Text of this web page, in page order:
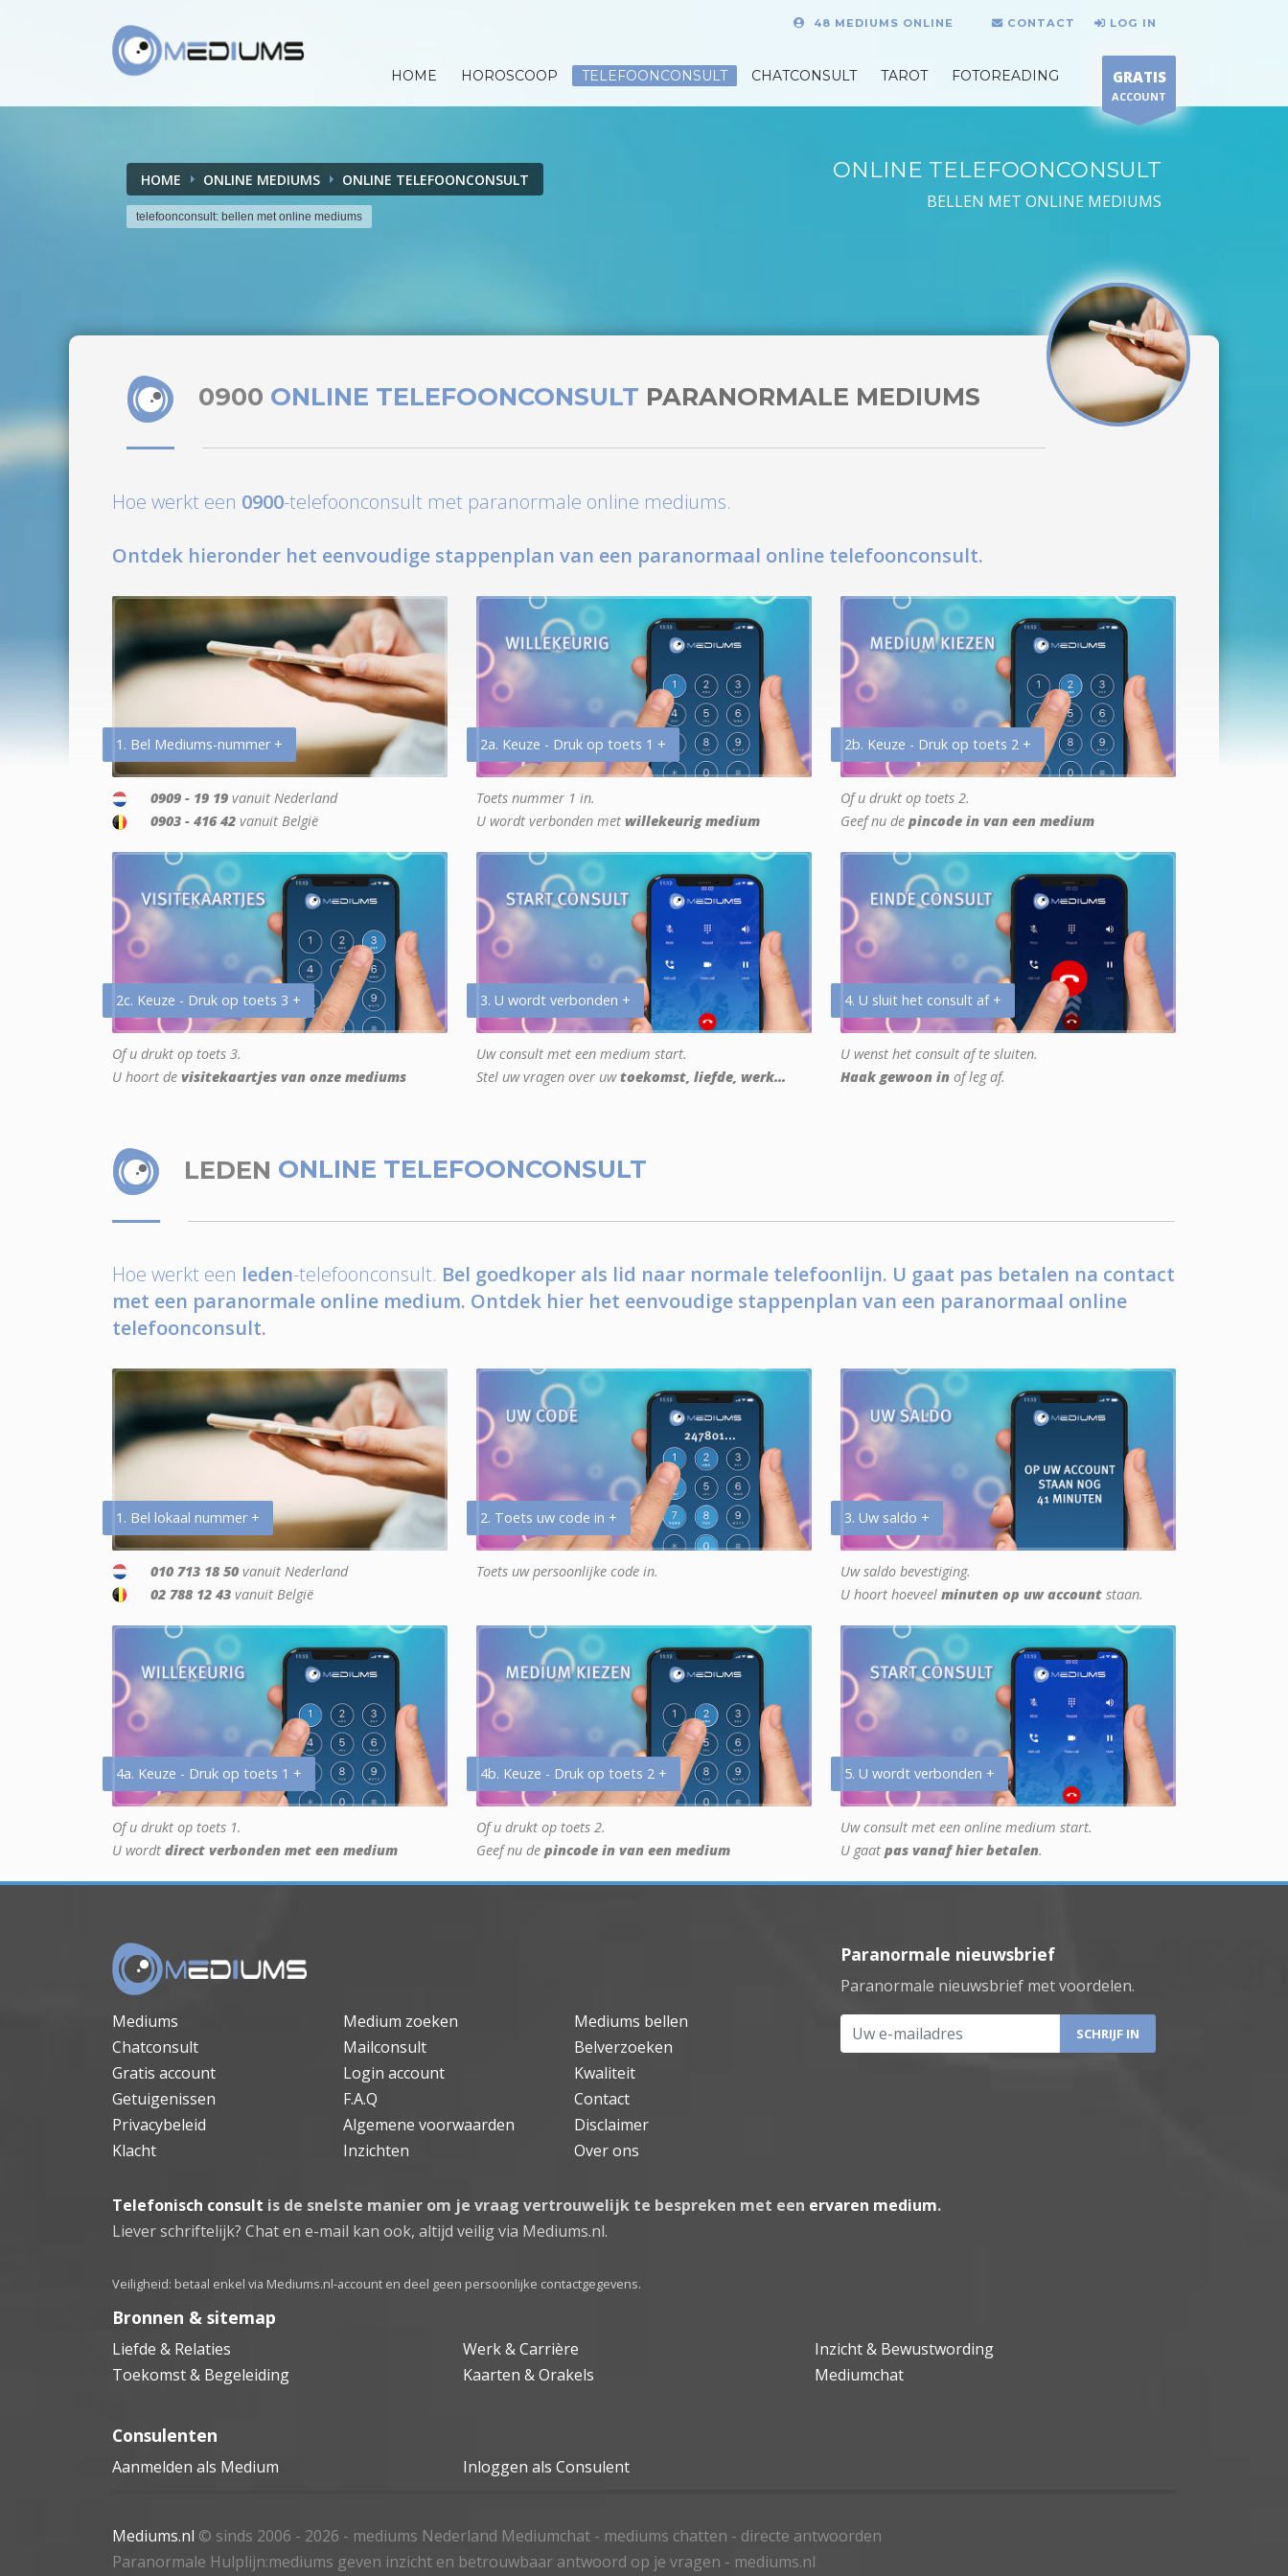
48 MEDIUMS ONLINE CONTACT LOG IN
HOME HOROSCOOP TELEFOONCONSULT CHATCONSULT TAROT FOTOREADING GRATIS
ACCOUNT
HOME ONLINE MEDIUMS ONLINE TELEFOONCONSULT
telefoonconsult: bellen met online mediums
ONLINE TELEFOONCONSULT
BELLEN MET ONLINE MEDIUMS
0900 ONLINE TELEFOONCONSULT PARANORMALE MEDIUMS
Hoe werkt een 0900-telefoonconsult met paranormale online mediums.
Ontdek hieronder het eenvoudige stappenplan van een paranormaal online telefoonconsult.
1. Bel Mediums-nummer +
0909 - 19 19 vanuit Nederland
0903 - 416 42 vanuit België
2a. Keuze - Druk op toets 1 +
Toets nummer 1 in.
U wordt verbonden met willekeurig medium
2b. Keuze - Druk op toets 2 +
Of u drukt op toets 2.
Geef nu de pincode in van een medium
2c. Keuze - Druk op toets 3 +
Of u drukt op toets 3.
U hoort de visitekaartjes van onze mediums
3. U wordt verbonden +
Uw consult met een medium start.
Stel uw vragen over uwtoekomst, liefde, werk...
4. U sluit het consult af +
U wenst het consult af te sluiten.
Haak gewoon in of leg af.
LEDEN ONLINE TELEFOONCONSULT
Hoe werkt een leden-telefoonconsult. Bel goedkoper als lid naar normale telefoonlijn. U gaat pas betalen na contact
met een paranormale online medium. Ontdek hier het eenvoudige stappenplan van een paranormaal online
telefoonconsult.
1. Bel lokaal nummer +
010 713 18 50 vanuit Nederland
02 788 12 43 vanuit België
2. Toets uw code in +
Toets uw persoonlijke code in.
3. Uw saldo +
Uw saldo bevestiging.
U hoort hoeveel minuten op uw account staan.
4a. Keuze - Druk op toets 1 +
Of u drukt op toets 1.
U wordt direct verbonden met een medium
4b. Keuze - Druk op toets 2 +
Of u drukt op toets 2.
Geef nu de pincode in van een medium
5. U wordt verbonden +
Uw consult met een online medium start.
U gaat pas vanaf hier betalen.
Mediums Medium zoeken
Mediums bellen
Chatconsult
Mailconsult
Belverzoeken
Gratis account
Login account
Kwaliteit
Getuigenissen
F.A.Q
Contact
Privacybeleid
Algemene voorwaarden
Disclaimer
Klacht
Inzichten Over ons
Paranormale nieuwsbrief
Paranormale nieuwsbrief met voordelen.
Uw e-mailadres
Telefonisch consult is de snelste manier om je vraag vertrouwelijk te bespreken met een ervaren medium.
Liever schriftelijk? Chat en e-mail kan ook, altijd veilig via Mediums.nl.
Veiligheid: betaal enkel via Mediums.nl-account en deel geen persoonlijke contactgegevens.
Bronnen & sitemap
Liefde & Relaties Werk & Carrière
Inzicht & Bewustwording
Toekomst & Begeleiding
Kaarten & Orakels Mediumchat
Consulenten
Aanmelden als Medium Inloggen als Consulent
Mediums.nl © sinds 2006 - 2026 - mediums Nederland Mediumchat - mediums chatten - directe antwoorden
Paranormale Hulplijn:mediums geven inzicht en betrouwbaar antwoord op je vragen - mediums.nl